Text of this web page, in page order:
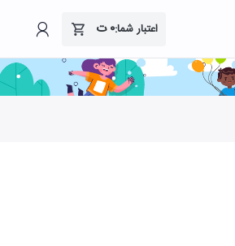
اعتبار شما:۰ت